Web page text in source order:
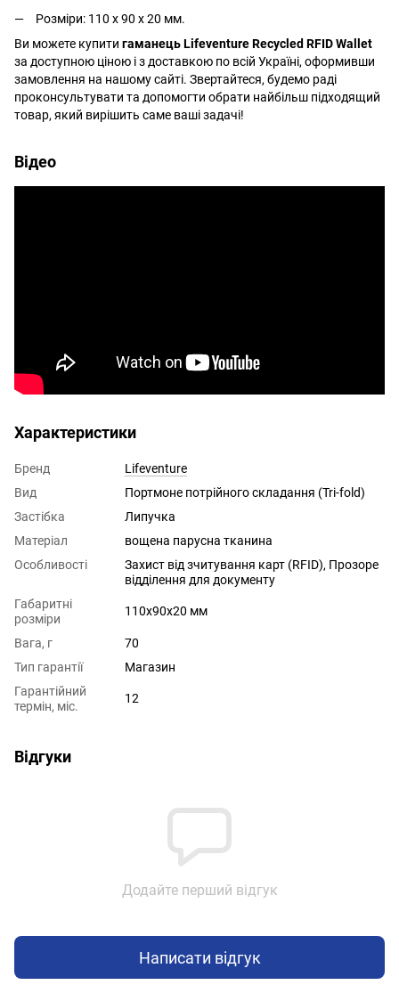
Розміри: 110 х 90 х 20 мм.
Ви можете купити гаманець Lifeventure Recycled RFID Wallet
за доступною ціною і з доставкою по всій Україні, оформивши
замовлення на нашому сайті. Звертайтеся, будемо раді
проконсультувати та допомогти обрати найбільш підходящий
товар, який вирішить саме ваші задачі!
Відео
Характеристики
Бренд
Lifeventure
Вид
Портмоне потрійного складання (Tri-fold)
Застібка
Липучка
Матеріал
вощена парусна тканина
Особливості
Захист від зчитування карт (RFID), Прозоре
відділення для документу
Габаритні
розміри
110х90х20 мм
Вага, г
70
Тип гарантії
Магазин
Гарантійний
термін, міс.
12
Відгуки
Додайте перший відгук
Написати відгук